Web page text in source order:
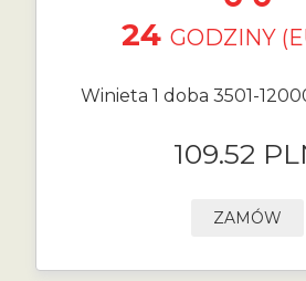
24 GODZINY
Winieta 1 doba 3501-
109.52
ZAMÓW